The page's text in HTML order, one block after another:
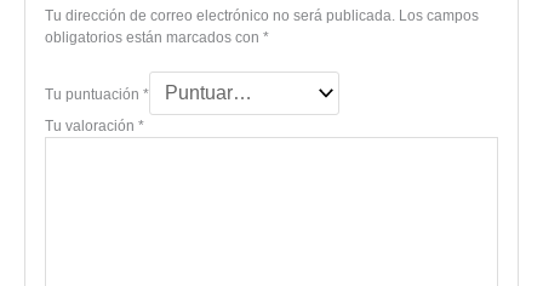
Tu dirección de correo electrónico no será publicada. Los campos
obligatorios están marcados con *
Tu puntuación *
Tu valoración *